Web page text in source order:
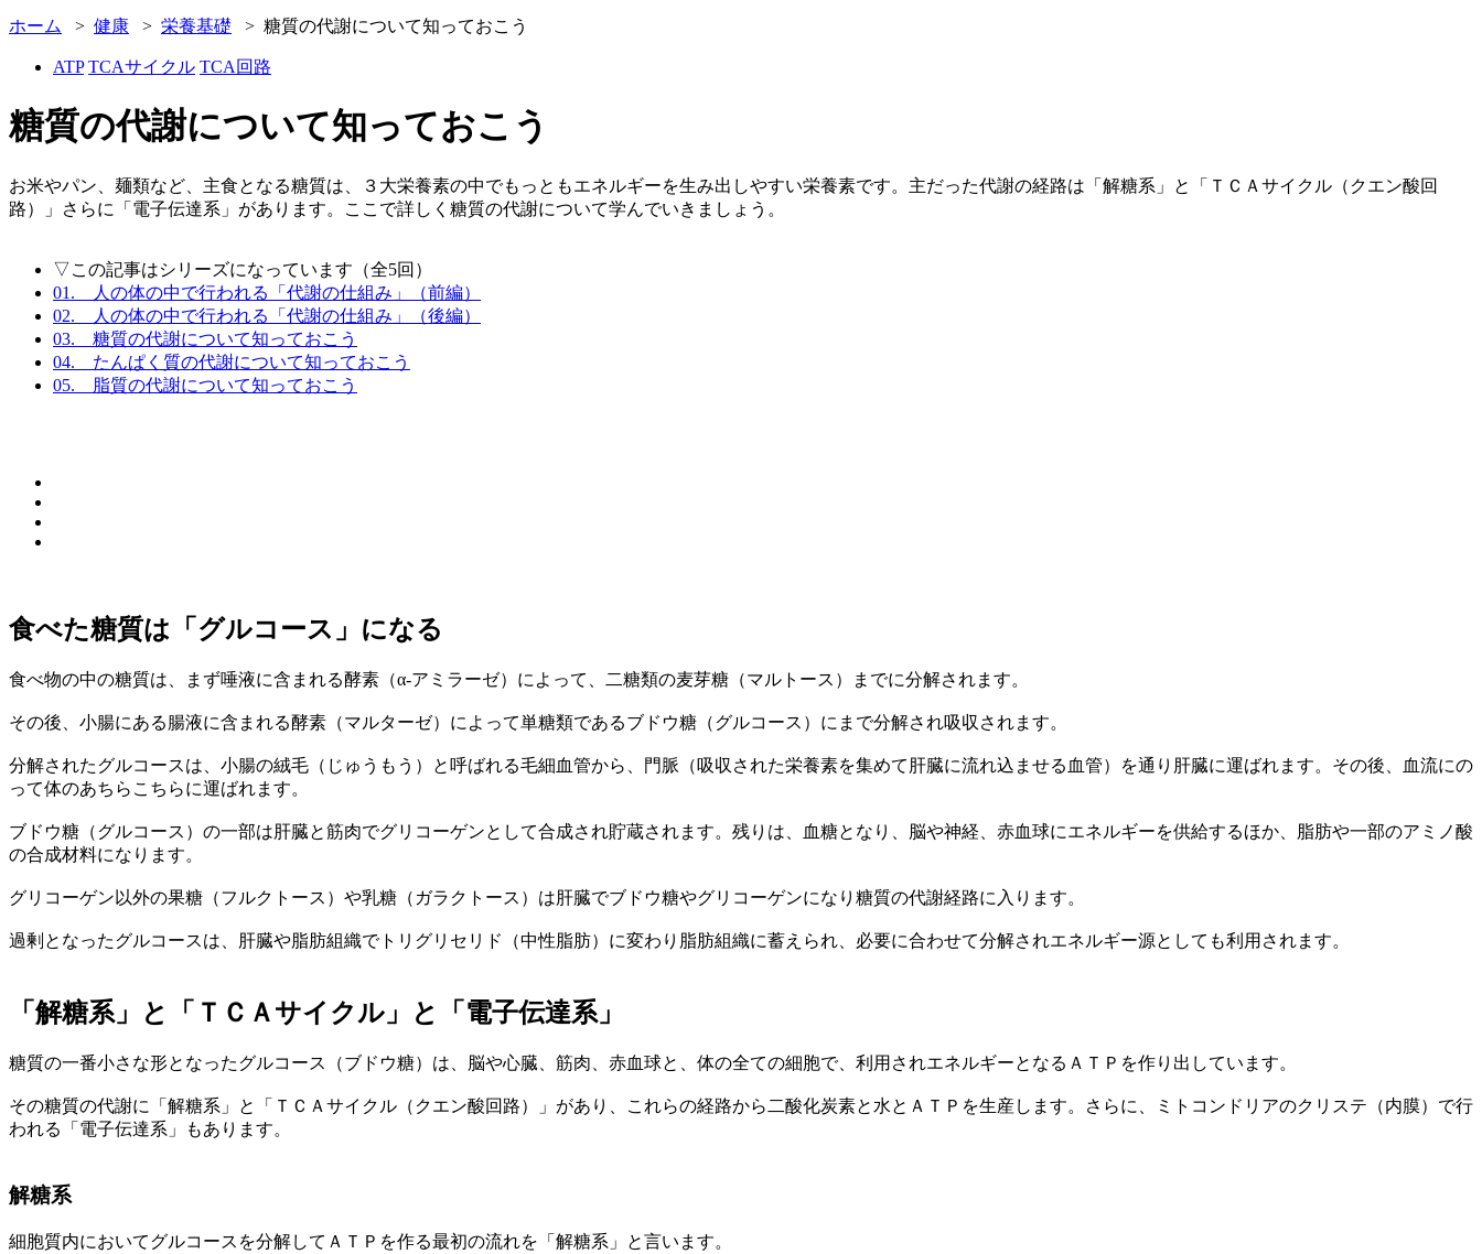
ホーム > 健康 > 栄養基礎 > 糖質の代謝について知っておこう
ATP TCAサイクル TCA回路
糖質の代謝について知っておこう
お米やパン、麺類など、主食となる糖質は、３大栄養素の中でもっともエネルギーを生み出しやすい栄養素です。主だった代謝の経路は「解糖系」と「ＴＣＡサイクル（クエン酸回
路）」さらに「電子伝達系」があります。ここで詳しく糖質の代謝について学んでいきましょう。
▽この記事はシリーズになっています（全5回）
01. 人の体の中で行われる「代謝の仕組み」（前編）
02. 人の体の中で行われる「代謝の仕組み」（後編）
03. 糖質の代謝について知っておこう
04. たんぱく質の代謝について知っておこう
05. 脂質の代謝について知っておこう
食べた糖質は「グルコース」になる
食べ物の中の糖質は、まず唾液に含まれる酵素（α‐アミラーゼ）によって、二糖類の麦芽糖（マルトース）までに分解されます。
その後、小腸にある腸液に含まれる酵素（マルターゼ）によって単糖類であるブドウ糖（グルコース）にまで分解され吸収されます。
分解されたグルコースは、小腸の絨毛（じゅうもう）と呼ばれる毛細血管から、門脈（吸収された栄養素を集めて肝臓に流れ込ませる血管）を通り肝臓に運ばれます。その後、血流にの
って体のあちらこちらに運ばれます。
ブドウ糖（グルコース）の一部は肝臓と筋肉でグリコーゲンとして合成され貯蔵されます。残りは、血糖となり、脳や神経、赤血球にエネルギーを供給するほか、脂肪や一部のアミノ酸
の合成材料になります。
グリコーゲン以外の果糖（フルクトース）や乳糖（ガラクトース）は肝臓でブドウ糖やグリコーゲンになり糖質の代謝経路に入ります。
過剰となったグルコースは、肝臓や脂肪組織でトリグリセリド（中性脂肪）に変わり脂肪組織に蓄えられ、必要に合わせて分解されエネルギー源としても利用されます。
「解糖系」と「ＴＣＡサイクル」と「電子伝達系」
糖質の一番小さな形となったグルコース（ブドウ糖）は、脳や心臓、筋肉、赤血球と、体の全ての細胞で、利用されエネルギーとなるＡＴＰを作り出しています。
その糖質の代謝に「解糖系」と「ＴＣＡサイクル（クエン酸回路）」があり、これらの経路から二酸化炭素と水とＡＴＰを生産します。さらに、ミトコンドリアのクリステ（内膜）で行
われる「電子伝達系」もあります。
解糖系
細胞質内においてグルコースを分解してＡＴＰを作る最初の流れを「解糖系」と言います。